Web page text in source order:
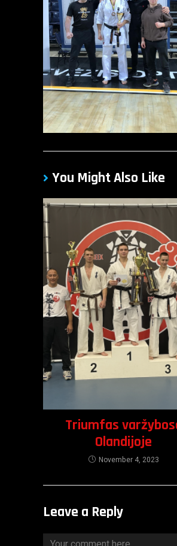
You Might Also Like
Triumfas
Olandijoje
November 4, 2023
Leave a Reply